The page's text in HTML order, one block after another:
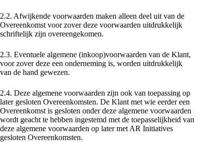
2.2. Afwijkende voorwaarden maken alleen deel uit van de
Overeenkomst voor zover deze voorwaarden uitdrukkelijk
schriftelijk zijn overeengekomen.
2.3. Eventuele algemene (inkoop)voorwaarden van de Klant,
voor zover deze een onderneming is, worden uitdrukkelijk
van de hand gewezen.
2.4. Deze algemene voorwaarden zijn ook van toepassing op
later gesloten Overeenkomsten. De Klant met wie eerder een
Overeenkomst is gesloten onder deze algemene voorwaarden
wordt geacht te hebben ingestemd met de toepasselijkheid van
deze algemene voorwaarden op later met AR Initiatives
gesloten Overeenkomsten.